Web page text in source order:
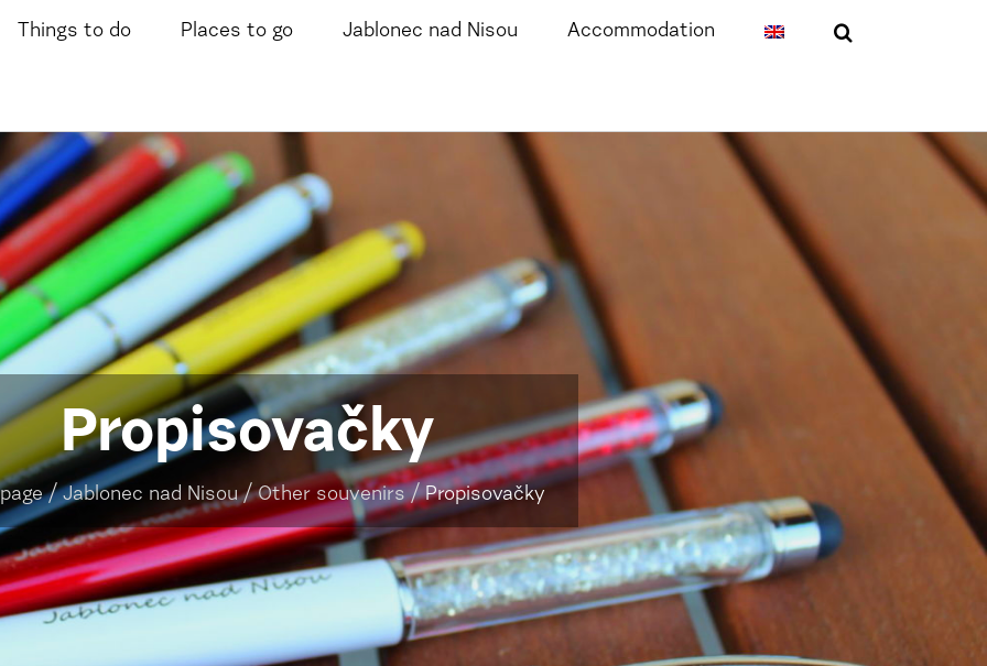
Things to do Places to go Jablonec nad Nisou Accommodation
Propisovačky
/Jablonec nad Nisou/Other souvenirs /Propisovačky